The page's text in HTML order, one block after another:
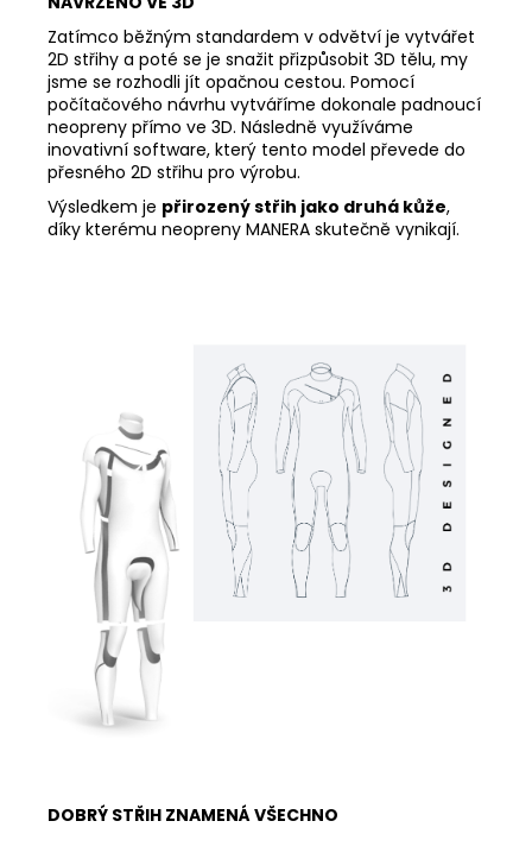
Zatímco běžným standardem v odvětví je vytvářet
2D střihy a poté se je snažit přizpůsobit 3D tělu, my
jsme se rozhodli jít opačnou cestou. Pomocí
počítačového návrhu vytváříme dokonale padnoucí
neopreny přímo ve 3D. Následně využíváme
inovativní software, který tento model převede do
přesného 2D střihu pro výrobu.
Výsledkem je přirozený střih jako druhá kůže,
díky kterému neopreny MANERA skutečně vynikají.
DOBRÝ STŘIH ZNAMENÁ VŠECHNO